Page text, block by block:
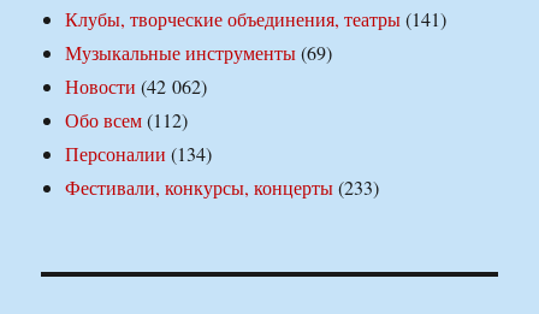
Клубы, творческие объединения, театры(141)
Музыкальные инструменты(69)
Новости (42 062)
Обо всем(112)
Персоналии (134)
Фестивали, конкурсы, концерты(233)